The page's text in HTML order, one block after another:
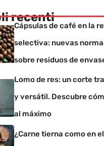
recenti
Cápsulas de café en la
selectiva: nuevas
sobre residuos de
Lomo de res: un corte
y versátil. Descubre
al máximo
¿Carne tierna como en el